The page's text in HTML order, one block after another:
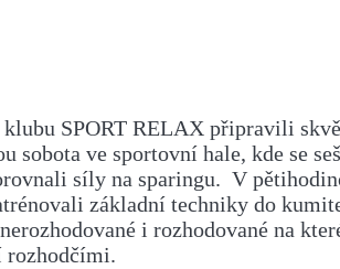
klubu SPORT RELAX připravili
sobota ve sportovní hale, kde se
síly na sparingu. V
základní techniky do
i rozhodované na
rozhodčími.